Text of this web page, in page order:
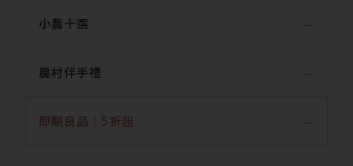
小農十選
農村伴手禮
即期良品｜5折起